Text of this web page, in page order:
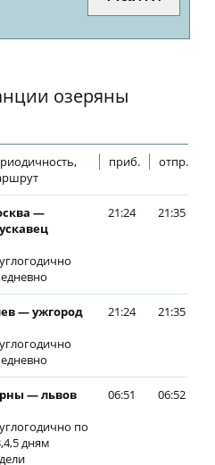
озеряны
приб. отпр.
—
21:24 21:35
— ужгород
21:24 21:35
— львов
по
дням
06:51 06:52